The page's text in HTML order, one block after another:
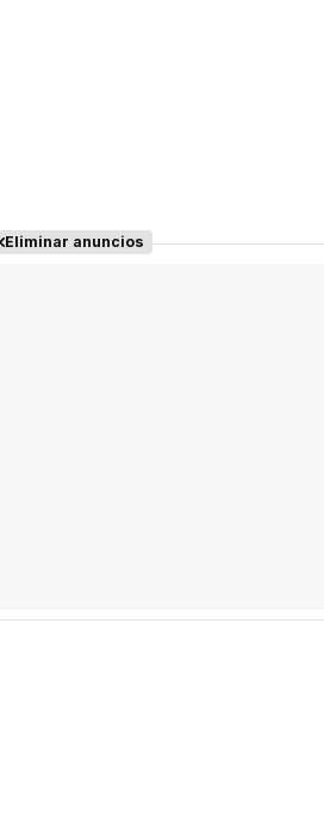
Eliminar anuncios